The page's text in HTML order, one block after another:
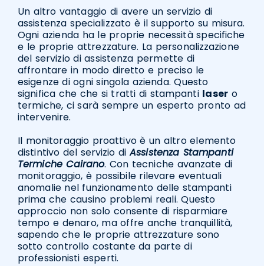
Un altro vantaggio di avere un servizio di
assistenza specializzato è il supporto su misura.
Ogni azienda ha le proprie necessità specifiche
e le proprie attrezzature. La personalizzazione
del servizio di assistenza permette di
affrontare in modo diretto e preciso le
esigenze di ogni singola azienda. Questo
significa che che si tratti di stampanti lasero
termiche, ci sarà sempre un esperto pronto ad
intervenire.
Il monitoraggio proattivo è un altro elemento
distintivo del servizio diAssistenza Stampanti
Termiche Cairano. Con tecniche avanzate di
monitoraggio, è possibile rilevare eventuali
anomalie nel funzionamento delle stampanti
prima che causino problemi reali. Questo
approccio non solo consente di risparmiare
tempo e denaro, ma offre anche tranquillità,
sapendo che le proprie attrezzature sono
sotto controllo costante da parte di
professionisti esperti.